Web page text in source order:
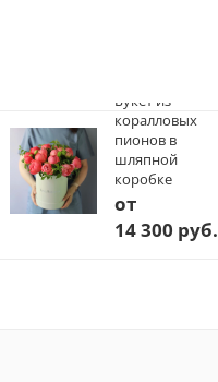
Букет из
коралловых
пионов в
шляпной
коробке
от
14 300 руб.